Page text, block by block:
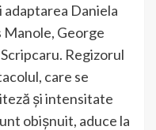
Daniela
George
Regizorul
care se
și intensitate
obișnuit, aduce la